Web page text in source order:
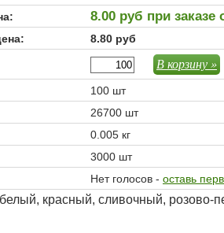
8.00 руб при заказе
8.80 руб
В корзину »
100 шт
26700 шт
0.005 кг
3000 шт
Нет голосов - оставь
белый, красный, сливочный, розово-